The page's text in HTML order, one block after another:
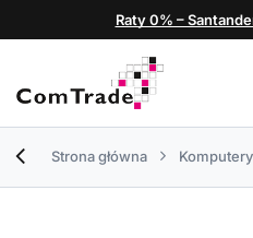
Raty 0% –
Strona główna